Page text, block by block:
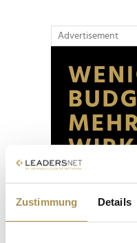
Zustimmung Details
Advertisement